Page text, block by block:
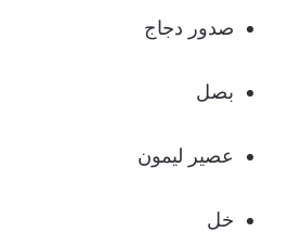
صدور دجاج
بصل
عصير ليمون
خل